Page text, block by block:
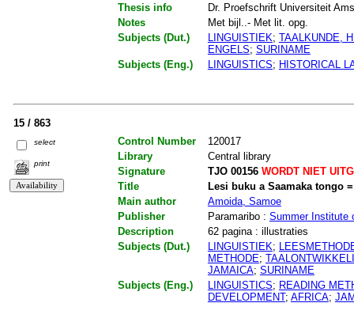
Thesis info
Dr. Proefschrift Universiteit
Notes
Met bijl..- Met lit. opg.
Subjects (Dut.)
LINGUISTIEK; TAALKUNDE,
ENGELS; SURINAME
Subjects (Eng.)
LINGUISTICS; HISTORICAL
15 / 863
select
print
Control Number
120017
Library
Central library
Signature
TJO 00156WORDT NIET
Title
Lesi buku a Saamaka tongo
Main author
Amoida, Samoe
Publisher
Paramaribo : Summer Institute
Description
62 pagina : illustraties
Subjects (Dut.)
LINGUISTIEK;
METHODE;
JAMAICA; SURINAME
Subjects (Eng.)
LINGUISTICS; READING
DEVELOPMENT; AFRICA;